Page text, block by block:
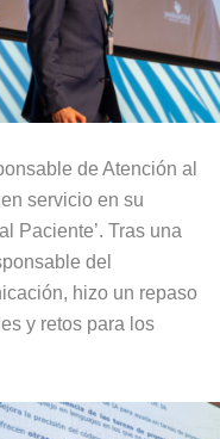
de Atención al
servicio en su
Paciente’. Tras una
del
hizo un repaso
y retos para los